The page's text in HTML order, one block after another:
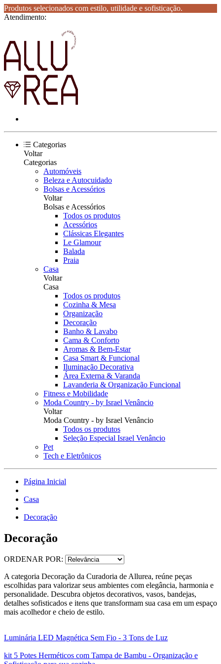
Produtos selecionados com estilo, utilidade e sofisticação.
Atendimento:
Categorias
Voltar
Categorias
Automóveis
Beleza e Autocuidado
Bolsas e Acessórios
Voltar
Bolsas e Acessórios
Todos os produtos
Acessórios
Clássicas Elegantes
Le Glamour
Balada
Praia
Casa
Voltar
Casa
Todos os produtos
Cozinha & Mesa
Organização
Decoração
Banho & Lavabo
Cama & Conforto
Aromas & Bem-Estar
Casa Smart & Funcional
Iluminação Decorativa
Área Externa & Varanda
Lavanderia & Organização Funcional
Fitness e Mobilidade
Moda Country - by Israel Venâncio
Voltar
Moda Country - by Israel Venâncio
Todos os produtos
Seleção Especial Israel Venâncio
Pet
Tech e Eletrônicos
Página Inicial
Casa
Decoração
Decoração
ORDENAR POR:
A categoria Decoração da Curadoria de Allurea, reúne peças
escolhidas para valorizar seus ambientes com elegância, harmonia e
personalidade. Descubra objetos decorativos, vasos, bandejas,
detalhes sofisticados e itens que transformam sua casa em um espaço
mais acolhedor e cheio de estilo.
Luminária LED Magnética Sem Fio - 3 Tons de Luz
kit 5 Potes Herméticos com Tampa de Bambu - Organização e